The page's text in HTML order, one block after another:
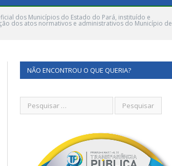
dos Municípios do Estado do Pará, instituído e
dos atos normativos e administrativos do Município de
NÃO ENCONTROU O QUE QUERIA?